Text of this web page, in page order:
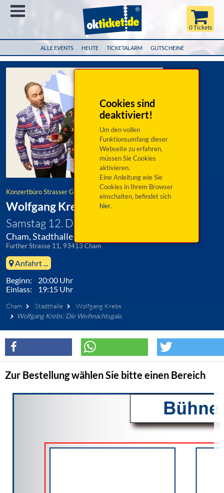
ALLE EVENTS HEUTE TICKETALARM GUTSCHEINE
0 Tickets
Cookies sind
deaktiviert!
Um den vollen
Funktionsumfang dieser
Webseite zu erfahren,
müssen Sie Cookies
aktivieren.
Eine Anleitung wie Sie
Cookies in Ihrem Browser
einschalten, befindet sich
hier.
Konzertbüro Strasser GmbH & Co. KG
Wolfgang Krebs: Die Weihnachtsgala
Samstag 12. Dezember 2026
Cham, Stadthalle
Further Strasse 11, 93413 Cham
Anfahrt ...
Beginn: 20:00 Uhr
Einlass: 19:15 Uhr
Cham Stadthalle
Wolfgang Krebs
Wolfgang Krebs: Die Weihnachtsgala
Zur Bestellung wählen Sie bitte einen Bereich